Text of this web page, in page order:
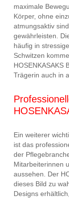
maximale
Körper, ohne
atmungsaktiv
gewährleisten.
häufig in
Schwitzen
HOSENKASAKS
Trägerin auch in
Ein weiterer
ist das
der
Mitarbeiterinnen
aussehen. Der
dieses Bild zu
Designs